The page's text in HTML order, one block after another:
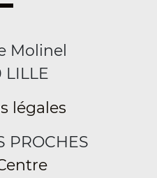
Molinel
LILLE
légales
PROCHES